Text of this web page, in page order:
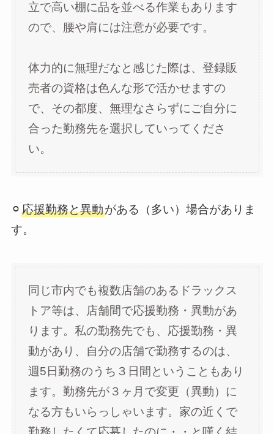
立で高い棚に品を並べる作業もあります
ので、腰や肩には注意が必要です。
体力的に無理だなと感じた際は、登録販
売者の資格は色んな形で活かせますの
で、その都度、無理なさらずにご自分に
合った勤務先を選択していってくださ
い。
⚪︎ 応援勤務と異動がある（多い）場合がありま
す。
同じ市内でも複数店舗のあるドラックス
トア等は、店舗間で応援勤務・異動があ
ります。私の勤務先でも、応援勤務・異
動があり、自分の店舗で勤務するのは、
週5日勤務のうち３日間ということもあり
ます。勤務先が３ヶ月で変更（異動）に
なる方もいらっしゃいます。家の近くで